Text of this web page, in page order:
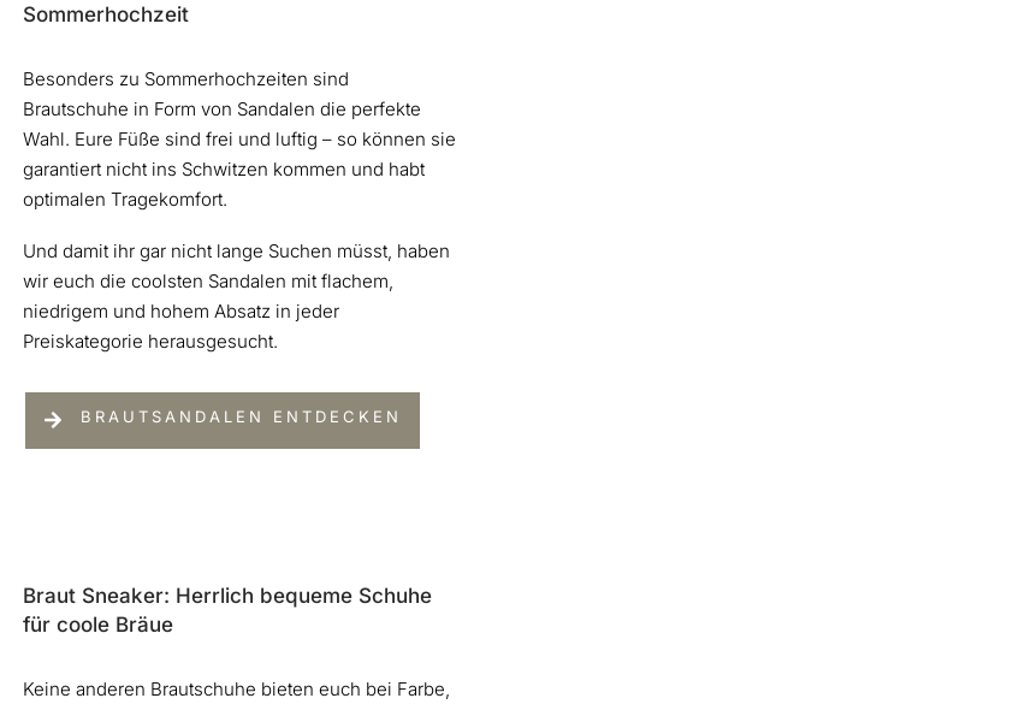
Sommerhochzeit
Besonders zu Sommerhochzeiten sind
Brautschuhe in Form von Sandalen die perfekte
Wahl. Eure Füße sind frei und luftig – so können sie
garantiert nicht ins Schwitzen kommen und habt
optimalen Tragekomfort.
Und damit ihr gar nicht lange Suchen müsst, haben
wir euch die coolsten Sandalen mit flachem,
niedrigem und hohem Absatz in jeder
Preiskategorie herausgesucht.
BRAUTSANDALEN ENTDECKEN
Braut Sneaker: Herrlich bequeme Schuhe
für coole Bräue
Keine anderen Brautschuhe bieten euch bei Farbe,